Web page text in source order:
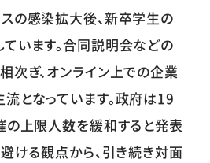
の感染拡大後、新卒学生の
います。合同説明会などの
次ぎ、オンライン上での企業
となっています。政府は19
の上限人数を緩和すると発表
ける観点から、引き続き対面